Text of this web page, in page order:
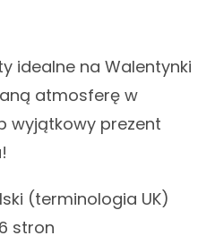
idealne na Walentynki
atmosferę w
wyjątkowy prezent
(terminologia UK)
stron